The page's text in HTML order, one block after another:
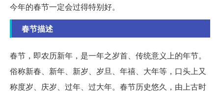
今年的春节一定会过得特别好。
春节描述
春节，即农历新年，是一年之岁首、传统意义上的年节。
俗称新春、新年、新岁、岁旦、年禧、大年等，口头上又
称度岁、庆岁、过年、过大年。春节历史悠久，由上古时